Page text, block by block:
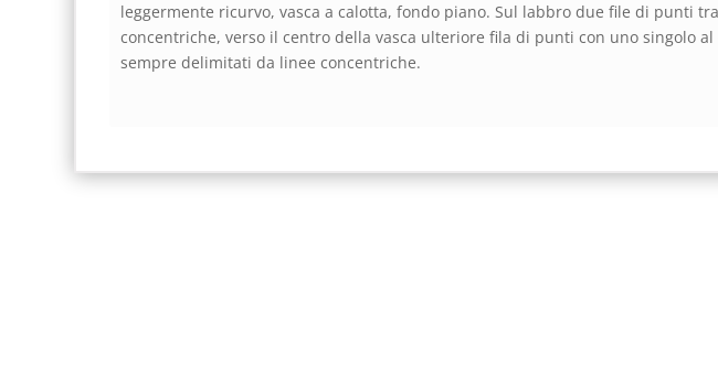
leggermente ricurvo, vasca a calotta, fondo piano. Sul labbro due file di punti
concentriche, verso il centro della vasca ulteriore fila di punti con uno singolo al
sempre delimitati da linee concentriche.